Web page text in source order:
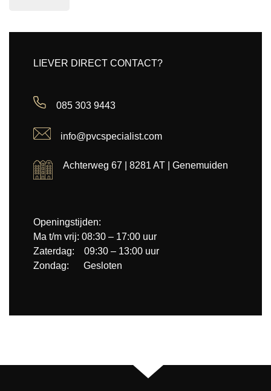
LIEVER DIRECT CONTACT?
085 303 9443
info@pvcspecialist.com
Achterweg 67 | 8281 AT | Genemuiden
Openingstijden:
Ma t/m vrij: 08:30 – 17:00 uur
Zaterdag: 09:30 – 13:00 uur
Zondag: Gesloten